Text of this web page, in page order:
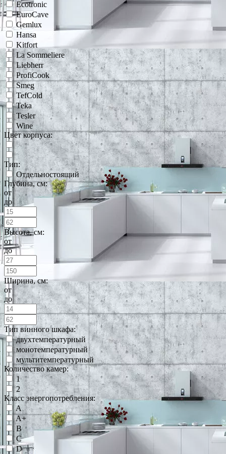
Ecotronic
EuroCave
Gemlux
Hansa
Kitfort
La Sommeliere
Liebherr
ProfiCook
Smeg
TefCold
Teka
Tesler
Wine
Цвет корпуса:
Тип:
Отдельностоящий
Глубина, см:
от
до
Высота, см:
от
до
Ширина, см:
от
до
Тип винного шкафа:
двухтемпературный
монотемпературный
мультитемпературный
Количество камер:
1
2
Класс энергопотребления:
A
A+
B
C
D